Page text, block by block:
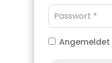
Passwort
Angemeldet